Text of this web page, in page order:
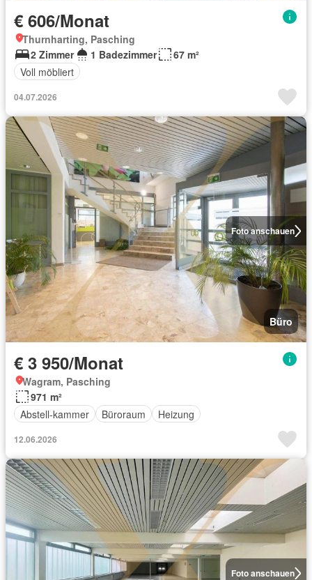
€ 606/Monat
Thurnharting, Pasching
2 Zimmer
1 Badezimmer
67 m²
Voll möbliert
04.07.2026
Foto anschauen
Büro
€ 3 950/Monat
Wagram, Pasching
971 m²
Abstell-kammer
Büroraum Heizung
12.06.2026
Foto anschauen